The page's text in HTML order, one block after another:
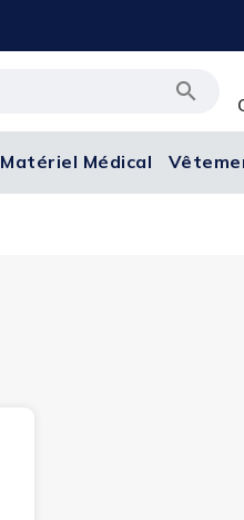

Matériel Médical